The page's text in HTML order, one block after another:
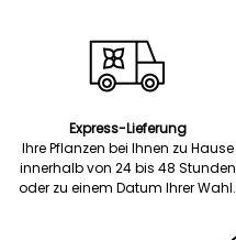
Express-Lieferung
Ihre Pflanzen bei Ihnen zu Hause
innerhalb von 24 bis 48 Stunden
oder zu einem Datum Ihrer Wahl.